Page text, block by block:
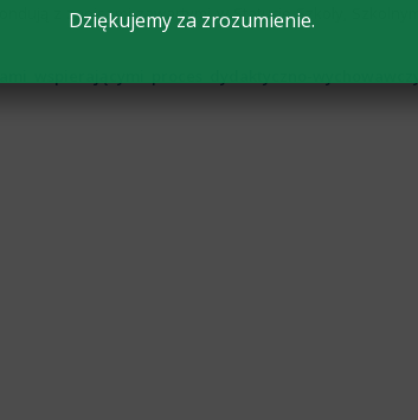
z zapisami zawartymi w Statucie Szkoły, Szkolnym
wspierającymi proces dydaktyczno-wychowawczy
Dziękujemy za zrozumienie.